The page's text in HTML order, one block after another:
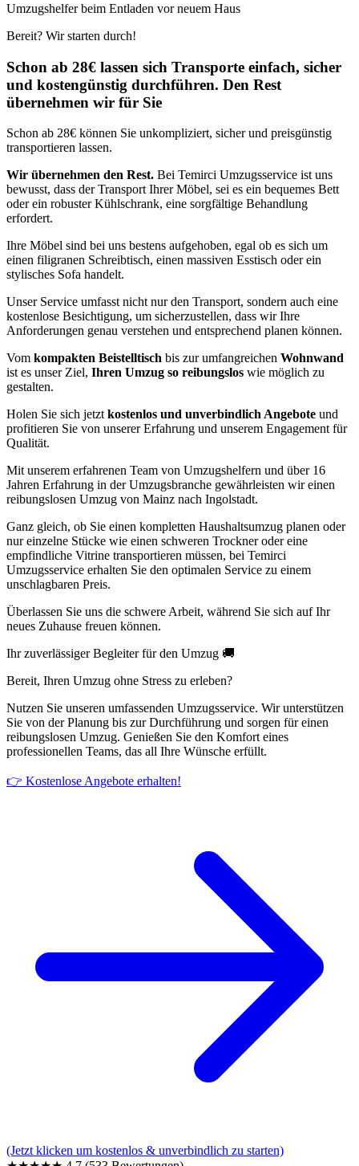
Umzugshelfer beim Entladen vor neuem Haus
Bereit? Wir starten durch!
Schon ab 28€ lassen sich Transporte einfach, sicher
und kostengünstig durchführen. Den Rest
übernehmen wir für Sie
Schon ab 28€ können Sie unkompliziert, sicher und preisgünstig
transportieren lassen.
Wir übernehmen den Rest. Bei Temirci Umzugsservice ist uns
bewusst, dass der Transport Ihrer Möbel, sei es ein bequemes Bett
oder ein robuster Kühlschrank, eine sorgfältige Behandlung
erfordert.
Ihre Möbel sind bei uns bestens aufgehoben, egal ob es sich um
einen filigranen Schreibtisch, einen massiven Esstisch oder ein
stylisches Sofa handelt.
Unser Service umfasst nicht nur den Transport, sondern auch eine
kostenlose Besichtigung, um sicherzustellen, dass wir Ihre
Anforderungen genau verstehen und entsprechend planen können.
Vom kompakten Beistelltisch bis zur umfangreichen Wohnwand
ist es unser Ziel, Ihren Umzug so reibungslos wie möglich zu
gestalten.
Holen Sie sich jetzt kostenlos und unverbindlich Angebote und
profitieren Sie von unserer Erfahrung und unserem Engagement für
Qualität.
Mit unserem erfahrenen Team von Umzugshelfern und über 16
Jahren Erfahrung in der Umzugsbranche gewährleisten wir einen
reibungslosen Umzug von Mainz nach Ingolstadt.
Ganz gleich, ob Sie einen kompletten Haushaltsumzug planen oder
nur einzelne Stücke wie einen schweren Trockner oder eine
empfindliche Vitrine transportieren müssen, bei Temirci
Umzugsservice erhalten Sie den optimalen Service zu einem
unschlagbaren Preis.
Überlassen Sie uns die schwere Arbeit, während Sie sich auf Ihr
neues Zuhause freuen können.
Ihr zuverlässiger Begleiter für den Umzug 🚚
Bereit, Ihren Umzug ohne Stress zu erleben?
Nutzen Sie unseren umfassenden Umzugsservice. Wir unterstützen
Sie von der Planung bis zur Durchführung und sorgen für einen
reibungslosen Umzug. Genießen Sie den Komfort eines
professionellen Teams, das all Ihre Wünsche erfüllt.
👉 Kostenlose Angebote erhalten!
(Jetzt klicken um kostenlos & unverbindlich zu starten)